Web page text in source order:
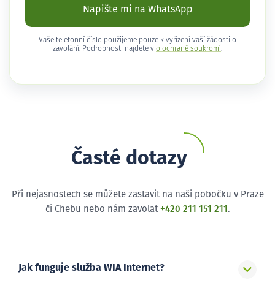
Napište mi na WhatsApp
Vaše telefonní číslo použijeme pouze k vyřízení vaší žádosti o
zavolání. Podrobnosti najdete v o ochraně soukromí .
Časté dotazy
Při nejasnostech se můžete zastavit na naši pobočku v Praze
či Chebu nebo nám zavolat +420 211 151 211 .
Jak funguje služba WIA Internet?